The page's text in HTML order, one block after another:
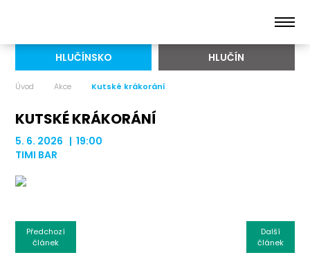
HLUČÍNSKO HLUČÍN
Úvod Akce Kutské krákorání
KUTSKÉ KRÁKORÁNÍ
5. 6. 2026 | 19:00
TIMI BAR
Další
článek
Předchozí
článek